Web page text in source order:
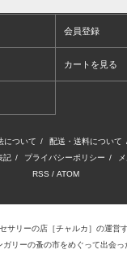
会員登録
カートを見る
について / 配送・送料について
記 / プライバシーポリシー /
RSS / ATOM
サリーの店 ［チャルカ］ の運営
リーの蚤の市をめぐって出会